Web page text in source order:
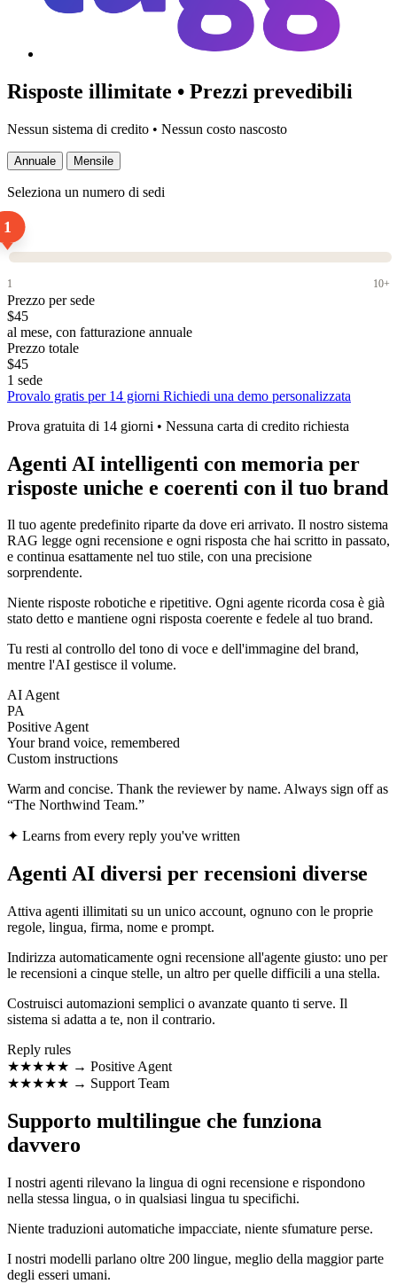
Risposte illimitate • Prezzi prevedibili
Nessun sistema di credito • Nessun costo nascosto
Annuale Mensile
Seleziona un numero di sedi
1
1 10+
Prezzo per sede
$45
al mese, con fatturazione annuale
Prezzo totale
$45
1 sede
Provalo gratis per 14 giorni Richiedi una demo personalizzata
Prova gratuita di 14 giorni • Nessuna carta di credito richiesta
Agenti AI intelligenti con memoria per
risposte uniche e coerenti con il tuo brand
Il tuo agente predefinito riparte da dove eri arrivato. Il nostro sistema
RAG legge ogni recensione e ogni risposta che hai scritto in passato,
e continua esattamente nel tuo stile, con una precisione
sorprendente.
Niente risposte robotiche e ripetitive. Ogni agente ricorda cosa è già
stato detto e mantiene ogni risposta coerente e fedele al tuo brand.
Tu resti al controllo del tono di voce e dell'immagine del brand,
mentre l'AI gestisce il volume.
AI Agent
PA
Positive Agent
Your brand voice, remembered
Custom instructions
Warm and concise. Thank the reviewer by name. Always sign off as
“The Northwind Team.”
✦ Learns from every reply you've written
Agenti AI diversi per recensioni diverse
Attiva agenti illimitati su un unico account, ognuno con le proprie
regole, lingua, firma, nome e prompt.
Indirizza automaticamente ogni recensione all'agente giusto: uno per
le recensioni a cinque stelle, un altro per quelle difficili a una stella.
Costruisci automazioni semplici o avanzate quanto ti serve. Il
sistema si adatta a te, non il contrario.
Reply rules
★★★★★ → Positive Agent
★★★★★ → Support Team
Supporto multilingue che funziona
davvero
I nostri agenti rilevano la lingua di ogni recensione e rispondono
nella stessa lingua, o in qualsiasi lingua tu specifichi.
Niente traduzioni automatiche impacciate, niente sfumature perse.
I nostri modelli parlano oltre 200 lingue, meglio della maggior parte
degli esseri umani.